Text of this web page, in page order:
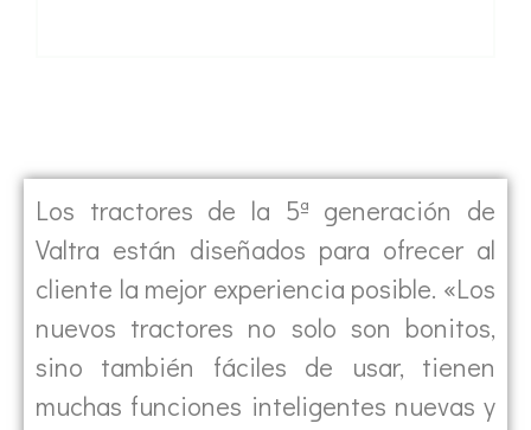
Los tractores de la 5ª generación de
Valtra están diseñados para ofrecer al
cliente la mejor experiencia posible. «Los
nuevos tractores no solo son bonitos,
sino también fáciles de usar, tienen
muchas funciones inteligentes nuevas y